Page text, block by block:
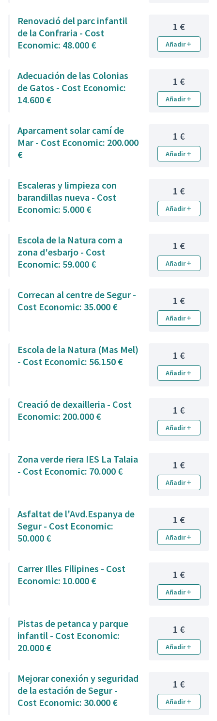
Renovació del parc infantil
de la Confraria - Cost
Economic: 48.000 €
1 €
Añadir
Adecuación de las Colonias
de Gatos - Cost Economic:
14.600 €
1 €
Añadir
Aparcament solar camí de
Mar - Cost Economic: 200.000
€
1 €
Añadir
Escaleras y limpieza con
barandillas nueva - Cost
Economic: 5.000 €
1 €
Añadir
Escola de la Natura com a
zona d'esbarjo - Cost
Economic: 59.000 €
1 €
Añadir
Correcan al centre de Segur -
Cost Economic: 35.000 €
1 €
Añadir
Escola de la Natura (Mas Mel)
- Cost Economic: 56.150 €
1 €
Añadir
Creació de dexailleria - Cost
Economic: 200.000 €
1 €
Añadir
Zona verde riera IES La Talaia
- Cost Economic: 70.000 €
1 €
Añadir
Asfaltat de l'Avd.Espanya de
Segur - Cost Economic:
50.000 €
1 €
Añadir
Carrer Illes Filipines - Cost
Economic: 10.000 €
1 €
Añadir
Pistas de petanca y parque
infantil - Cost Economic:
20.000 €
1 €
Añadir
Mejorar conexión y seguridad
de la estación de Segur -
Cost Economic: 30.000 €
1 €
Añadir